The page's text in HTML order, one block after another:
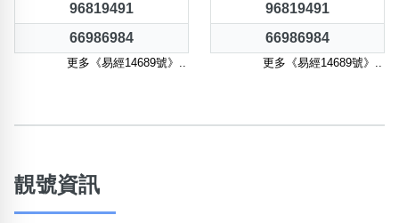
96819491
66986984
更多《易經14689號》..
96819491
66986984
更多《易經14689號》..
靚號資訊